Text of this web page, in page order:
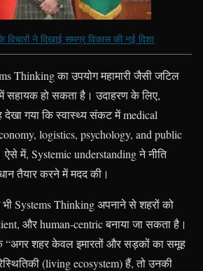
ने दिखाई समग्र विकास की नई दिशा
Thinking का उपयोग महामारी जैसी जटिल
सहायक हो सकता है। उदाहरण के लिए,
गया कि स्वास्थ्य संकट में medical
logistics, psychology, and public
में, Systemic understanding ने नीति
तैयार करने में मदद की।
भी Systems Thinking अपनाने से शहरों को
और human-centric बनाया जा सकता है।
“अगर शहर केवल इमारतों और सड़कों का समूह
(living ecosystem) हैं, तो उनकी